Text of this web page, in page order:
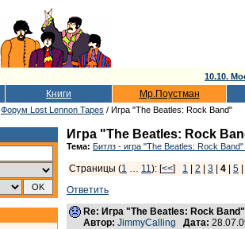
10.10.
Книги Мр.Поустман
Форум Lost Lennon Tapes / Игра "The Beatles: Rock Band"
Игра "The Beatles: Rock
Тема: Битлз - игра "The Beatles: Rock
Страницы (1 … 11): [<<] 1 2 3 4 5
Ответить
Re: Игра "The Beatles: Rock Band"
Автор: JimmyCalling Дата: